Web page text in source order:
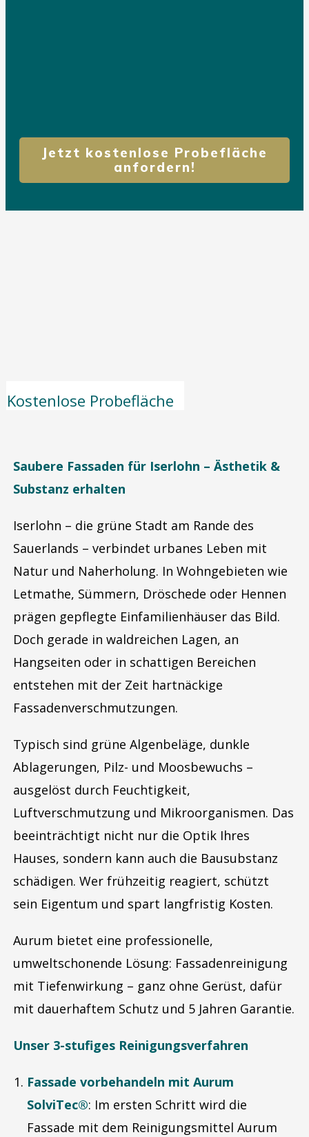
Jetzt kostenlose Probefläche
anfordern!
Kostenlose Probefläche
Saubere Fassaden für Iserlohn – Ästhetik &
Substanz erhalten
Iserlohn – die grüne Stadt am Rande des
Sauerlands – verbindet urbanes Leben mit
Natur und Naherholung. In Wohngebieten wie
Letmathe, Sümmern, Dröschede oder Hennen
prägen gepflegte Einfamilienhäuser das Bild.
Doch gerade in waldreichen Lagen, an
Hangseiten oder in schattigen Bereichen
entstehen mit der Zeit hartnäckige
Fassadenverschmutzungen.
Typisch sind grüne Algenbeläge, dunkle
Ablagerungen, Pilz- und Moosbewuchs –
ausgelöst durch Feuchtigkeit,
Luftverschmutzung und Mikroorganismen. Das
beeinträchtigt nicht nur die Optik Ihres
Hauses, sondern kann auch die Bausubstanz
schädigen. Wer frühzeitig reagiert, schützt
sein Eigentum und spart langfristig Kosten.
Aurum bietet eine professionelle,
umweltschonende Lösung: Fassadenreinigung
mit Tiefenwirkung – ganz ohne Gerüst, dafür
mit dauerhaftem Schutz und 5 Jahren Garantie.
Unser 3-stufiges Reinigungsverfahren
Fassade vorbehandeln mit Aurum
SolviTec®: Im ersten Schritt wird die
Fassade mit dem Reinigungsmittel Aurum